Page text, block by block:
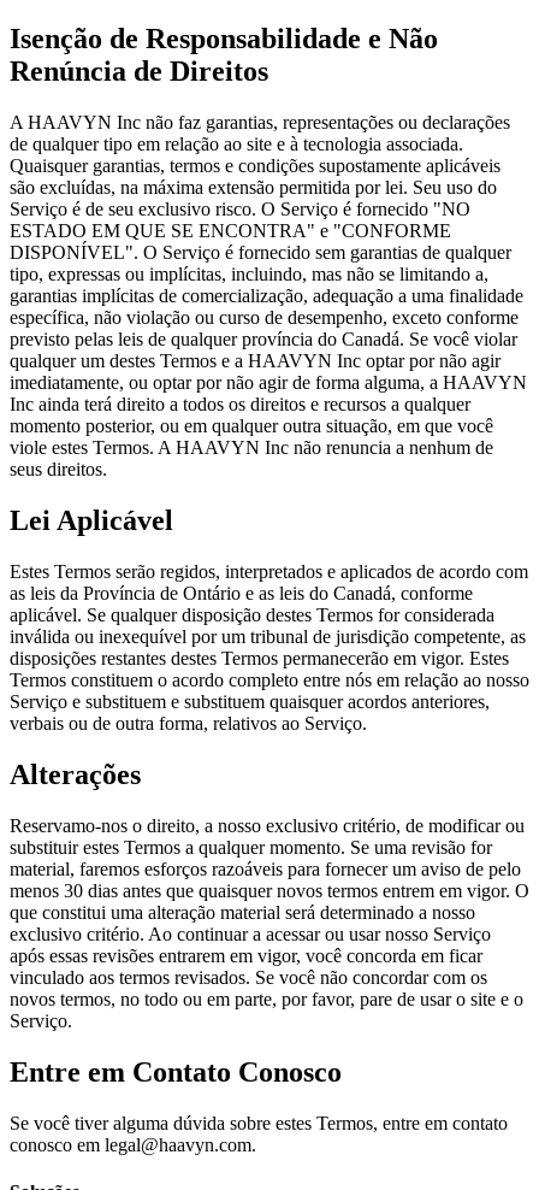
Isenção de Responsabilidade e Não
Renúncia de Direitos
A HAAVYN Inc não faz garantias, representações ou declarações
de qualquer tipo em relação ao site e à tecnologia associada.
Quaisquer garantias, termos e condições supostamente aplicáveis
são excluídas, na máxima extensão permitida por lei. Seu uso do
Serviço é de seu exclusivo risco. O Serviço é fornecido "NO
ESTADO EM QUE SE ENCONTRA" e "CONFORME
DISPONÍVEL". O Serviço é fornecido sem garantias de qualquer
tipo, expressas ou implícitas, incluindo, mas não se limitando a,
garantias implícitas de comercialização, adequação a uma finalidade
específica, não violação ou curso de desempenho, exceto conforme
previsto pelas leis de qualquer província do Canadá. Se você violar
qualquer um destes Termos e a HAAVYN Inc optar por não agir
imediatamente, ou optar por não agir de forma alguma, a HAAVYN
Inc ainda terá direito a todos os direitos e recursos a qualquer
momento posterior, ou em qualquer outra situação, em que você
viole estes Termos. A HAAVYN Inc não renuncia a nenhum de
seus direitos.
Lei Aplicável
Estes Termos serão regidos, interpretados e aplicados de acordo com
as leis da Província de Ontário e as leis do Canadá, conforme
aplicável. Se qualquer disposição destes Termos for considerada
inválida ou inexequível por um tribunal de jurisdição competente, as
disposições restantes destes Termos permanecerão em vigor. Estes
Termos constituem o acordo completo entre nós em relação ao nosso
Serviço e substituem e substituem quaisquer acordos anteriores,
verbais ou de outra forma, relativos ao Serviço.
Alterações
Reservamo-nos o direito, a nosso exclusivo critério, de modificar ou
substituir estes Termos a qualquer momento. Se uma revisão for
material, faremos esforços razoáveis para fornecer um aviso de pelo
menos 30 dias antes que quaisquer novos termos entrem em vigor. O
que constitui uma alteração material será determinado a nosso
exclusivo critério. Ao continuar a acessar ou usar nosso Serviço
após essas revisões entrarem em vigor, você concorda em ficar
vinculado aos termos revisados. Se você não concordar com os
novos termos, no todo ou em parte, por favor, pare de usar o site e o
Serviço.
Entre em Contato Conosco
Se você tiver alguma dúvida sobre estes Termos, entre em contato
conosco em legal@haavyn.com.